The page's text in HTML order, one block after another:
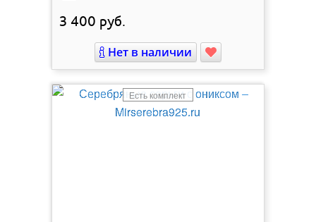
3 400 руб.
Нет в наличии
Есть комплект